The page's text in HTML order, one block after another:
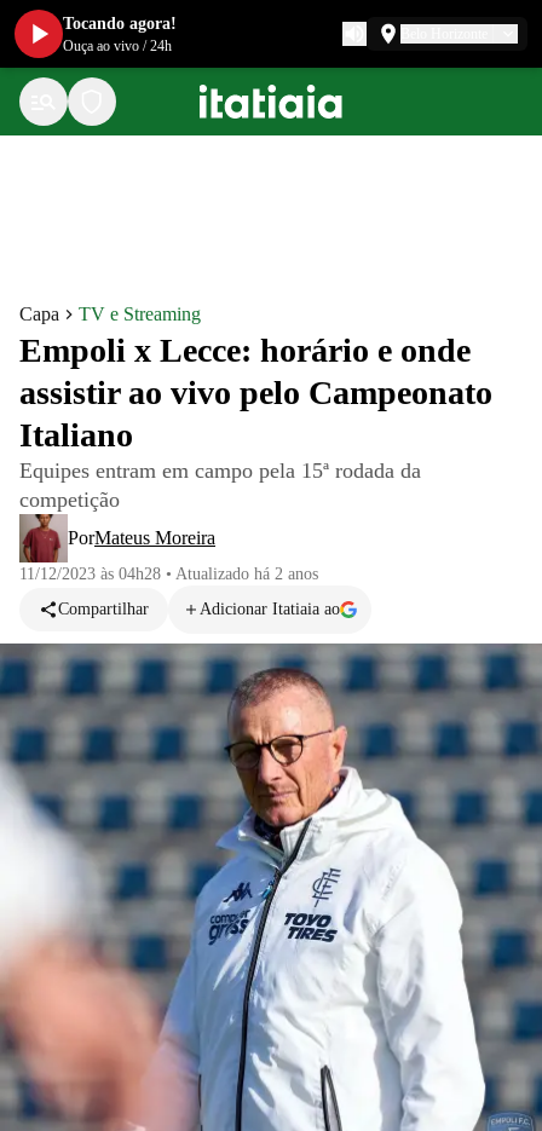
Capa TV e Streaming
Empoli x Lecce: horário e onde
assistir ao vivo pelo Campeonato
Italiano
Equipes entram em campo pela 15ª rodada da
competição
PorMateus Moreira
11/12/2023 às 04h28 • Atualizado há 2 anos
Compartilhar
Adicionar Itatiaia ao
Tocando agora!
Ouça ao vivo /24h